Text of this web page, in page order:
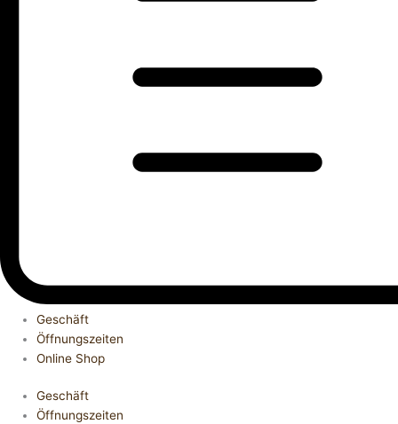
Geschäft
Öffnungszeiten
Online Shop
Geschäft
Öffnungszeiten